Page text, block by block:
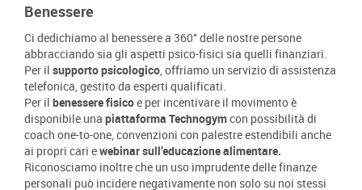
Benessere
Ci dedichiamo al benessere a 360° delle nostre persone
abbracciando sia gli aspetti psico-fisici sia quelli finanziari.
Per il supporto psicologico, offriamo un servizio di assistenza
telefonica, gestito da esperti qualificati.
Per il benessere fisicoe per incentivare il movimento è
disponibile una piattaforma Technogymcon possibilità di
coach one-to-one, convenzioni con palestre estendibili anche
ai propri cari ewebinar sull’educazione alimentare.
Riconosciamo inoltre che un uso imprudente delle finanze
personali può incidere negativamente non solo su noi stessi